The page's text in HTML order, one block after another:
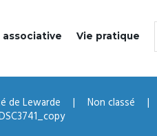
associative Vie pratique
de Lewarde Non classé